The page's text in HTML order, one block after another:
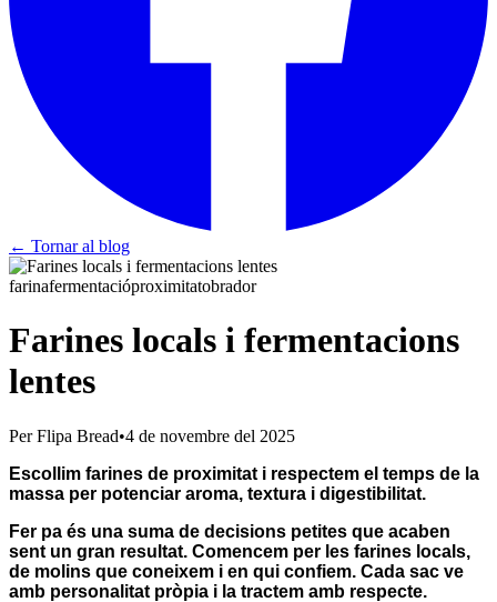
← Tornar al blog
farinafermentacióproximitatobrador
Farines locals i fermentacions
lentes
Per Flipa Bread•4 de novembre del 2025
Escollim farines de proximitat i respectem el temps de la
massa per potenciar aroma, textura i digestibilitat.
Fer pa és una suma de decisions petites que acaben
sent un gran resultat. Comencem per les farines locals,
de molins que coneixem i en qui confiem. Cada sac ve
amb personalitat pròpia i la tractem amb respecte.